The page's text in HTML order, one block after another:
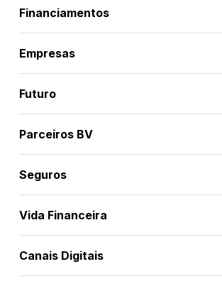
Financiamentos
Empresas
Futuro
Parceiros BV
Seguros
Vida Financeira
Canais Digitais